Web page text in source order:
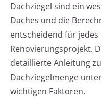
Dachziegel sind ein
Daches und die
entscheidend für jedes
Renovierungsprojekt.
detaillierte Anleitung
Dachziegelmenge
wichtigen Faktoren.